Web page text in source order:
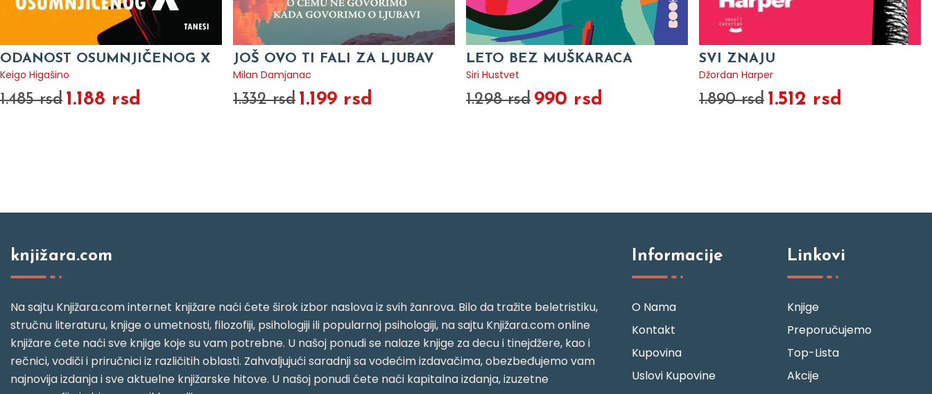
ODANOST OSUMNJIČENOG X
Keigo Higašino
1.485 rsd 1.188 rsd
JOŠ OVO TI FALI ZA LJUBAV
Milan Damjanac
1.332 rsd 1.199 rsd
LETO BEZ MUŠKARACA
Siri Hustvet
1.298 rsd 990 rsd
SVI ZNAJU
Džordan Harper
1.890 rsd 1.512 rsd
knjižara.com
Na sajtu Knjižara.com internet knjižare naći ćete širok izbor naslova iz svih žanrova. Bilo da tražite beletristiku,
stručnu literaturu, knjige o umetnosti, filozofiji, psihologiji ili popularnoj psihologiji, na sajtu Knjižara.com online
knjižare ćete naći sve knjige koje su vam potrebne. U našoj ponudi se nalaze knjige za decu i tinejdžere, kao i
rečnici, vodiči i priručnici iz različitih oblasti. Zahvaljujući saradnji sa vodećim izdavačima, obezbeđujemo vam
najnovija izdanja i sve aktuelne knjižarske hitove. U našoj ponudi ćete naći kapitalna izdanja, izuzetne
Informacije
O Nama
Kontakt
Kupovina
Uslovi Kupovine
Linkovi
Knjige
Preporučujemo
Top-Lista
Akcije